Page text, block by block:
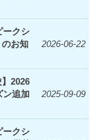
ークシ
お知
2026-06-22
2026
ン追加
2025-09-09
ークシ